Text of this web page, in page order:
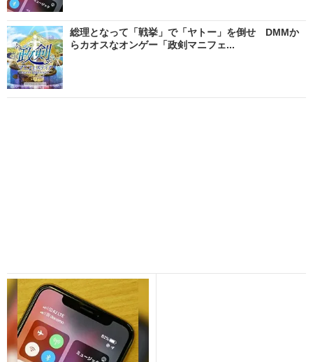
総理となって「戦挙」で「ヤトー」を倒せ DMMか
らカオスなオンゲー「政剣マニフェ...